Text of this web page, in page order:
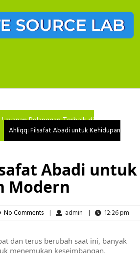
Pelanggan Terbaik di
Ahliqq: Filsafat Abadi untuk Kehidupan
Abadi untuk
Modern
No Comments | admin | 12:26 pm
dan terus berubah saat ini, banyak
menemukan keseimbangan,